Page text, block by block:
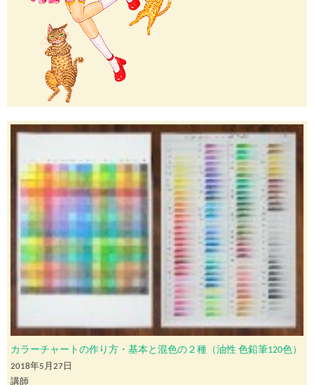
カラーチャートの作り方・基本と混色の２種（油性 色鉛筆120色）
2018年5月27日
講師